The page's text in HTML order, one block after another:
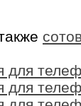
для
для